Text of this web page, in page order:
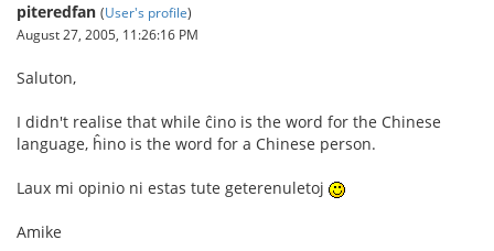
piteredfan (User's profile)
August 27, 2005, 11:26:16 PM
Saluton,
I didn't realise that while ĉino is the word for the Chinese
language, ĥino is the word for a Chinese person.
Laux mi opinio ni estas tute geterenuletoj
Amike